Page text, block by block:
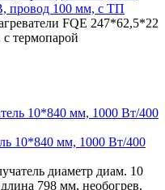
провод 100 мм, с ТП
FQE 247*62,5*22
термопарой
10*840 мм, 1000 Вт/400
диаметр диам. 10
798 мм, необогрев.